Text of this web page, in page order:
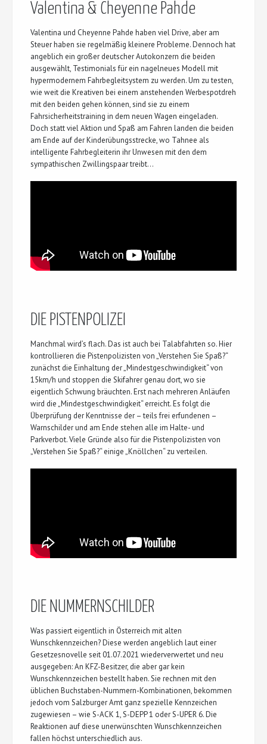
Valentina & Cheyenne Pahde
Valentina und Cheyenne Pahde haben viel Drive, aber am
Steuer haben sie regelmäßig kleinere Probleme. Dennoch hat
angeblich ein großer deutscher Autokonzern die beiden
ausgewählt, Testimonials für ein nagelneues Modell mit
hypermodernem Fahrbegleitsystem zu werden. Um zu testen,
wie weit die Kreativen bei einem anstehenden Werbespotdreh
mit den beiden gehen können, sind sie zu einem
Fahrsicherheitstraining in dem neuen Wagen eingeladen.
Doch statt viel Aktion und Spaß am Fahren landen die beiden
am Ende auf der Kinderübungsstrecke, wo Tahnee als
intelligente Fahrbegleiterin ihr Unwesen mit den dem
sympathischen Zwillingspaar treibt…
DIE PISTENPOLIZEI
Manchmal wird’s flach. Das ist auch bei Talabfahrten so. Hier
kontrollieren die Pistenpolizisten von „Verstehen Sie Spaß?“
zunächst die Einhaltung der „Mindestgeschwindigkeit“ von
15km/h und stoppen die Skifahrer genau dort, wo sie
eigentlich Schwung bräuchten. Erst nach mehreren Anläufen
wird die „Mindestgeschwindigkeit“ erreicht. Es folgt die
Überprüfung der Kenntnisse der – teils frei erfundenen –
Warnschilder und am Ende stehen alle im Halte- und
Parkverbot. Viele Gründe also für die Pistenpolizisten von
„Verstehen Sie Spaß?“ einige „Knöllchen“ zu verteilen.
DIE NUMMERNSCHILDER
Was passiert eigentlich in Österreich mit alten
Wunschkennzeichen? Diese werden angeblich laut einer
Gesetzesnovelle seit 01.07.2021 wiederverwertet und neu
ausgegeben: An KFZ-Besitzer, die aber gar kein
Wunschkennzeichen bestellt haben. Sie rechnen mit den
üblichen Buchstaben-Nummern-Kombinationen, bekommen
jedoch vom Salzburger Amt ganz spezielle Kennzeichen
zugewiesen – wie S-ACK 1, S-DEPP 1 oder S-UPER 6. Die
Reaktionen auf diese unerwünschten Wunschkennzeichen
fallen höchst unterschiedlich aus.